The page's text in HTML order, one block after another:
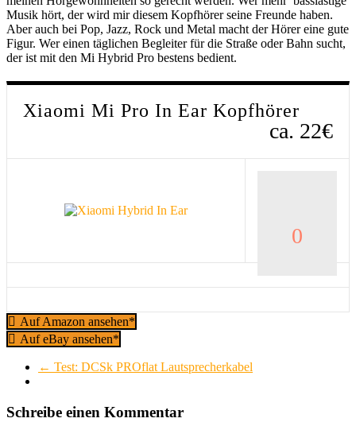
Musik hört, der wird mir diesem Kopfhörer seine Freunde haben.
Aber auch bei Pop, Jazz, Rock und Metal macht der Hörer eine gute
Figur. Wer einen täglichen Begleiter für die Straße oder Bahn sucht,
der ist mit den Mi Hybrid Pro bestens bedient.
Xiaomi Mi Pro In Ear Kopfhörer
ca. 22€
0
Auf Amazon ansehen*
Auf eBay ansehen*
← Test: DCSk PROflat Lautsprecherkabel
Schreibe einen Kommentar